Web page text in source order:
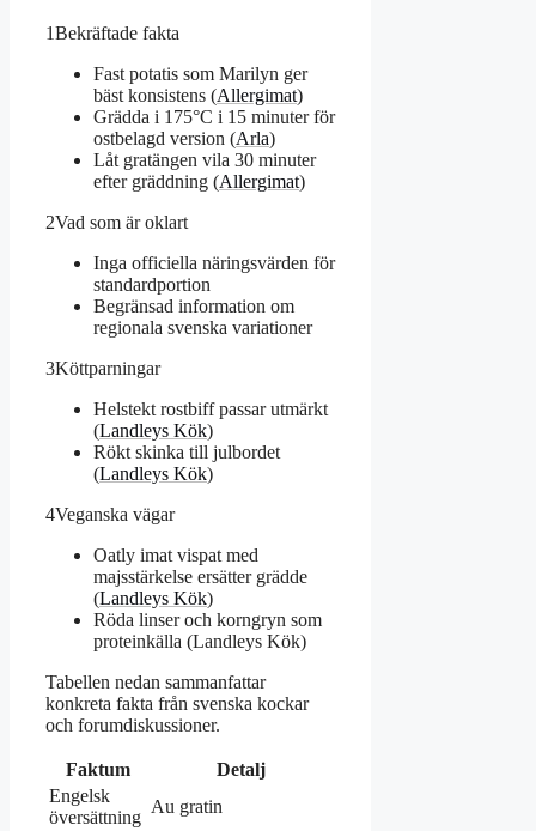
1Bekräftade fakta
Fast potatis som Marilyn ger
bäst konsistens (Allergimat)
Grädda i 175°C i 15 minuter för
ostbelagd version (Arla)
Låt gratängen vila 30 minuter
efter gräddning (Allergimat)
2Vad som är oklart
Inga officiella näringsvärden för
standardportion
Begränsad information om
regionala svenska variationer
3Köttparningar
Helstekt rostbiff passar utmärkt
(Landleys Kök)
Rökt skinka till julbordet
(Landleys Kök)
4Veganska vägar
Oatly imat vispat med
majsstärkelse ersätter grädde
(Landleys Kök)
Röda linser och korngryn som
proteinkälla (Landleys Kök)
Tabellen nedan sammanfattar
konkreta fakta från svenska kockar
och forumdiskussioner.
Faktum
Detalj
Engelsk
översättning
Au gratin